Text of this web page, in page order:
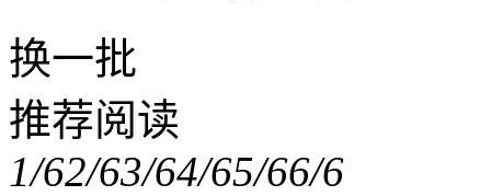
换一批
推荐阅读
1/62/63/64/65/66/6